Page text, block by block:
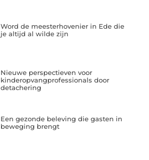
Word de meesterhovenier in Ede die
je altijd al wilde zijn
Nieuwe perspectieven voor
kinderopvangprofessionals door
detachering
Een gezonde beleving die gasten in
beweging brengt